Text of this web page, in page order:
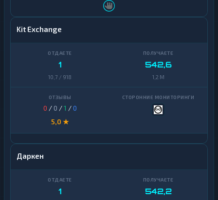
Kit Exchange
1
10,7 / 918
542,6
1,2 M
0 / 0 /1 /0
5,0 ★
Даркен
1 542,2